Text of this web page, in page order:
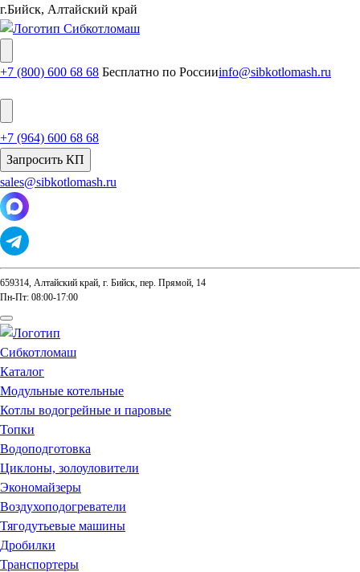
г.Бийск, Алтайский край
+7 (800) 600 68 68 Бесплатно по Россииinfo@sibkotlomash.ru
+7 (964) 600 68 68
Запросить КП
sales@sibkotlomash.ru
659314, Алтайский край, г. Бийск, пер. Прямой, 14
Пн-Пт: 08:00-17:00
Каталог
Модульные котельные
Котлы водогрейные и паровые
Топки
Водоподготовка
Циклоны, золоуловители
Экономайзеры
Воздухоподогреватели
Тягодутьевые машины
Дробилки
Транспортеры